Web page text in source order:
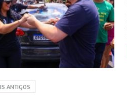
ANTIGOS